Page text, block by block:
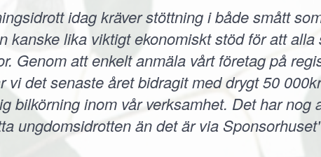
idag kräver stöttning i både smått
kanske lika viktigt ekonomiskt stöd för att
Genom att enkelt anmäla vårt företag på
vi det senaste året bidragit med drygt 50
bilkörning inom vår verksamhet. Det har nog
ungdomsidrotten än det är via